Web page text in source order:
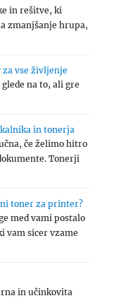
in rešitve, ki
zmanjšanje hrupa,
vse življenje
glede na to, ali gre
in tonerja
če želimo hitro
Tonerji
toner za printer?
med vami postalo
vam sicer vzame
in učinkovita